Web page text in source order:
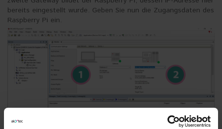
bereits eingestellt wurde. Geben Sie nun die Zugangsdaten des
Raspberry Pi ein.